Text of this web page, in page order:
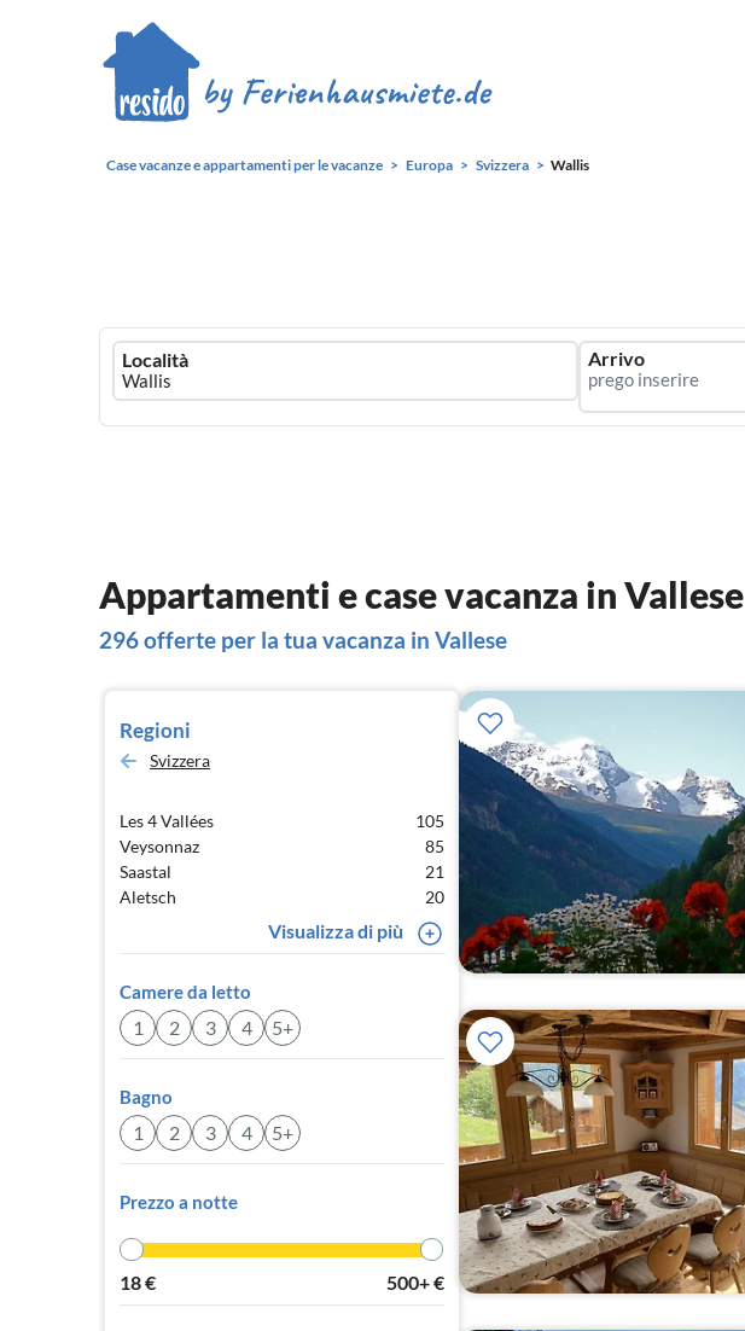
Case vacanze e appartamenti per le vacanze Europa Svizzera Wallis
Ferienhausmiete
logo
Località Arrivo
Appartamenti e case vacanza in Vallese
296 offerte per la tua vacanza in Vallese
Regioni
Svizzera
Les 4 Vallées
105
Veysonnaz
85
Saastal
21
Aletsch
20
Visualizza di più
Camere da letto
1 2 3 4 5+
Bagno
1 2 3 4 5+
Prezzo a notte
18€ 500+€